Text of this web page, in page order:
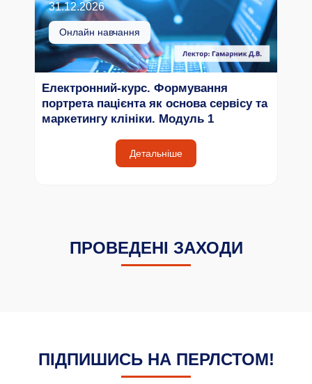
31.12.2026
Онлайн навчання
Електронний-курс. Формування
портрета пацієнта як основа сервісу та
маркетингу клініки. Модуль 1
Детальніше
ПРОВЕДЕНІ ЗАХОДИ
ПІДПИШИСЬ НА ПЕРЛСТОМ!